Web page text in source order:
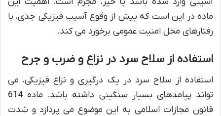
ماده در این است که پیش از وقوع آسیب فیزیکی جدی، با
رفتارهای مخل امنیت عمومی برخورد می کند.
استفاده از سلاح سرد در نزاع و ضرب و جرح
استفاده از سلاح سرد در یک درگیری و نزاع فیزیکی، می
تواند پیامدهای بسیار سنگینی داشته باشد. ماده 614
قانون مجازات اسلامی به این موضوع می پردازد و شدت